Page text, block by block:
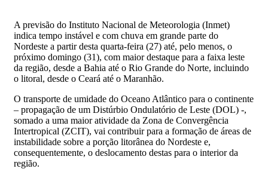
A previsão do Instituto Nacional de Meteorologia (Inmet)
indica tempo instável e com chuva em grande parte do
Nordeste a partir desta quarta-feira (27) até, pelo menos, o
próximo domingo (31), com maior destaque para a faixa leste
da região, desde a Bahia até o Rio Grande do Norte, incluindo
o litoral, desde o Ceará até o Maranhão.
O transporte de umidade do Oceano Atlântico para o continente
– propagação de um Distúrbio Ondulatório de Leste (DOL) -,
somado a uma maior atividade da Zona de Convergência
Intertropical (ZCIT), vai contribuir para a formação de áreas de
instabilidade sobre a porção litorânea do Nordeste e,
consequentemente, o deslocamento destas para o interior da
região.